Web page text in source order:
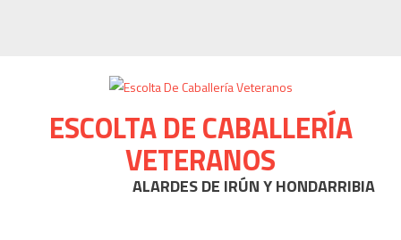
ESCOLTA DE CABALLERÍA
VETERANOS
ALARDES DE IRÚN Y HONDARRIBIA